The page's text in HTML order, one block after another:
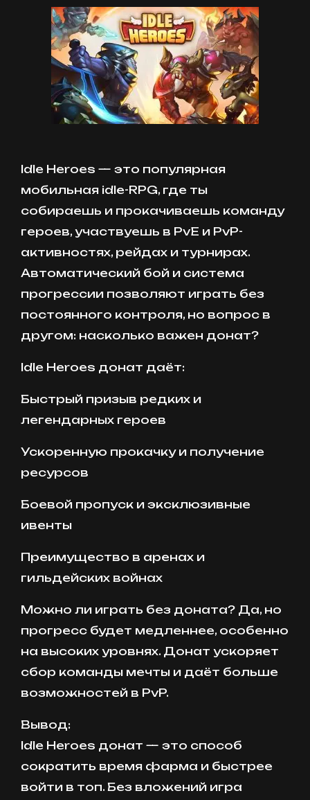
Idle Heroes — это популярная
мобильная idle-RPG, где ты
собираешь и прокачиваешь команду
героев, участвуешь в PvE и PvP-
активностях, рейдах и турнирах.
Автоматический бой и система
прогрессии позволяют играть без
постоянного контроля, но вопрос в
другом: насколько важен донат?
Idle Heroes донат даёт:
Быстрый призыв редких и
легендарных героев
Ускоренную прокачку и получение
ресурсов
Боевой пропуск и эксклюзивные
ивенты
Преимущество в аренах и
гильдейских войнах
Можно ли играть без доната? Да, но
прогресс будет медленнее, особенно
на высоких уровнях. Донат ускоряет
сбор команды мечты и даёт больше
возможностей в PvP.
Вывод:
Idle Heroes донат — это способ
сократить время фарма и быстрее
войти в топ. Без вложений игра